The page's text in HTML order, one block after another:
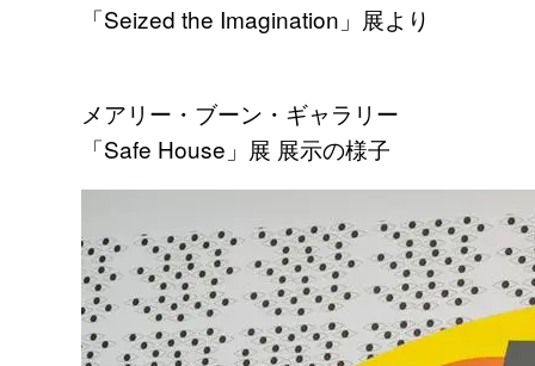
「Seized the Imagination」展より
メアリー・ブーン・ギャラリー
「Safe House」展 展示の様子